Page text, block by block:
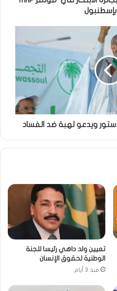
ويدعو لهبة ضد الفساد
تعيين ولد داهي رئيسا للجنة
الوطنية لحقوق الإنسان
منذ 3 أيام